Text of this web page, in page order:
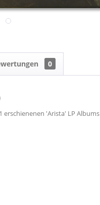
0
erschienenen 'Arista' LP Albums